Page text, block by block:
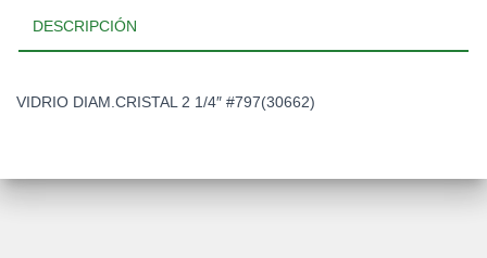
DESCRIPCIÓN
VIDRIO DIAM.CRISTAL 2 1/4″ #797(30662)